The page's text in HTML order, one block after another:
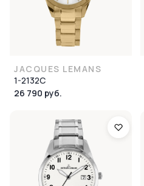
JACQUES LEMANS
1-2132C
26 790 руб.